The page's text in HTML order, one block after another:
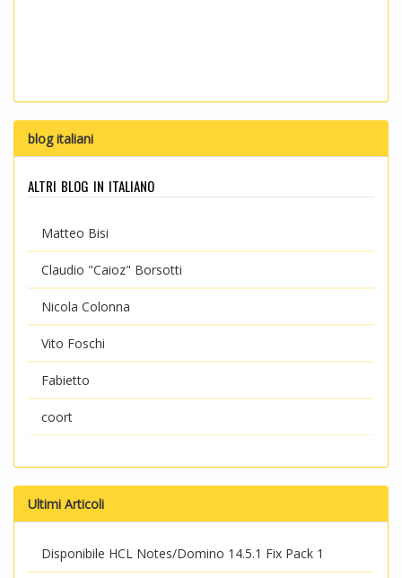
blog italiani
altri blog in italiano
Matteo Bisi
Claudio "Caioz" Borsotti
Nicola Colonna
Vito Foschi
Fabietto
coort
Ultimi Articoli
Disponibile HCL Notes/Domino 14.5.1 Fix Pack 1